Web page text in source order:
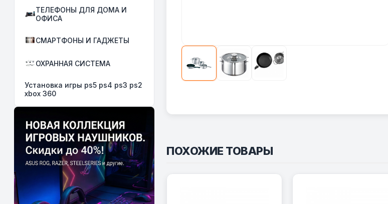
ТЕЛЕФОНЫ ДЛЯ ДОМА И
ОФИСА
СМАРТФОНЫ И ГАДЖЕТЫ
ОХРАННАЯ СИСТЕМА
Установка игры ps5 ps4 ps3 ps2
xbox 360
ПОХОЖИЕ ТОВАРЫ